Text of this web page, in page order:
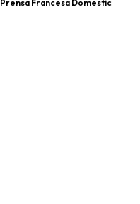
Prensa Francesa Domestic